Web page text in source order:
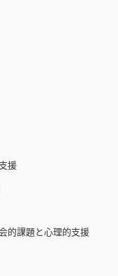
援
的課題と心理的支援